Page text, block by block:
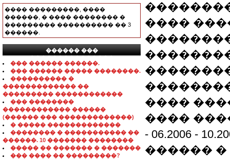
���� ���������, ����
������, � ���� �������� �
��������� ���������� �� 3
������.
������ ���
���������������
��� ������ ������.
��� ������ ����� ��������.
���������� �
������������� ��
��������� ������������
��� ��������
������������ ������
(������ ��� �������������)
� ����� �������������
�������� � ����������� ��
������. 10 ������� ��������
����� �� ������� � �������
��� ���� �� ���������?
����
����
����
- 06.2006 -
������